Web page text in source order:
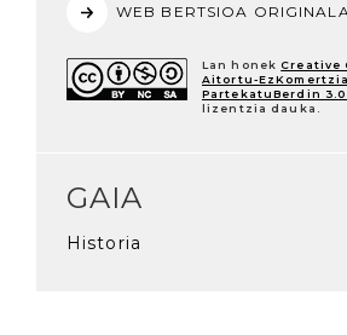
WEB BERTSIOA
Lan honek Creative
Aitortu-
PartekatuBerdin 3.0
lizentzia dauka.
GAIA
Historia